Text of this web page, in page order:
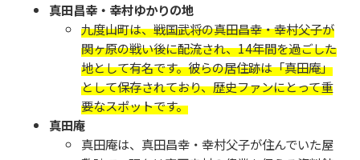
真田昌幸・幸村ゆかりの地
九度山町は、戦国武将の真田昌幸・幸村父子が
関ヶ原の戦い後に配流され、14年間を過ごした
地として有名です。彼らの居住跡は「真田庵」
として保存されており、歴史ファンにとって重
要なスポットです。
真田庵
真田庵は、真田昌幸・幸村父子が住んでいた屋